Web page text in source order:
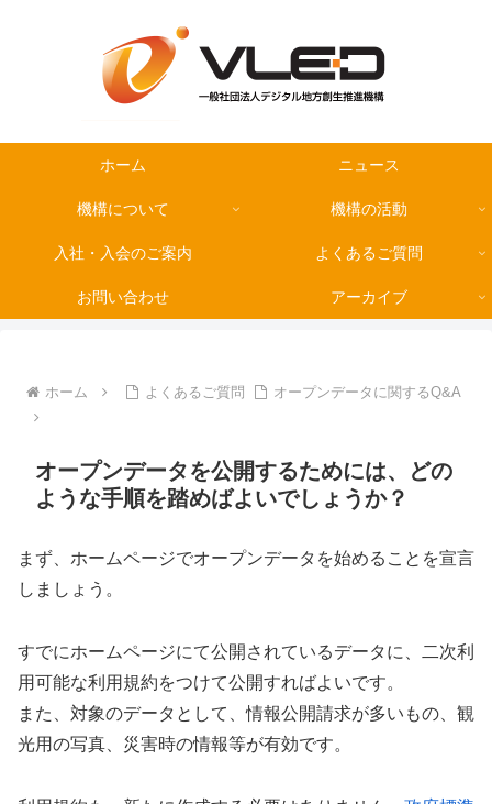
ホーム ニュース
機構について 機構の活動
入社・入会のご案内 よくあるご質問
お問い合わせ アーカイブ
ホーム よくあるご質問 オープンデータに関するQ&A
オープンデータを公開するためには、どの
ような手順を踏めばよいでしょうか？
まず、ホームページでオープンデータを始めることを宣言
しましょう。
すでにホームページにて公開されているデータに、二次利
用可能な利用規約をつけて公開すればよいです。
また、対象のデータとして、情報公開請求が多いもの、観
光用の写真、災害時の情報等が有効です。